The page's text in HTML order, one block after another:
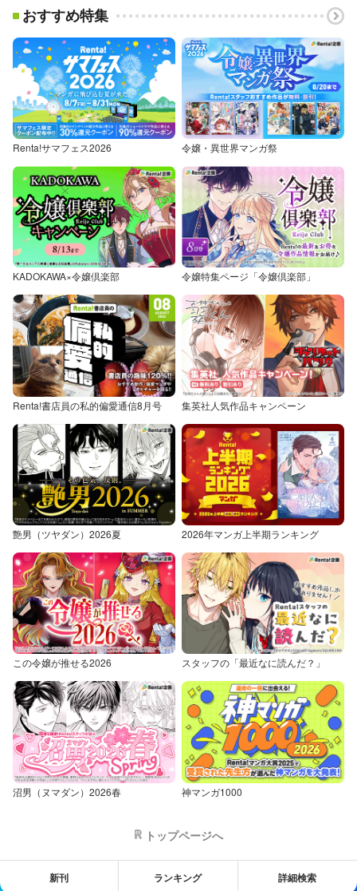
おすすめ特集
Renta!サマフェス2026 令嬢・異世界マンガ祭
KADOKAWA×令嬢倶楽部 令嬢特集ページ「令嬢倶楽部」
Renta!書店員の私的偏愛通信8月号 集英社人気作品キャンペーン
艶男（ツヤダン）2026夏 2026年マンガ上半期ランキング
この令嬢が推せる2026 スタッフの「最近なに読んだ？」
沼男（ヌマダン）2026春 神マンガ1000
トップページへ
新刊 ランキング 詳細検索